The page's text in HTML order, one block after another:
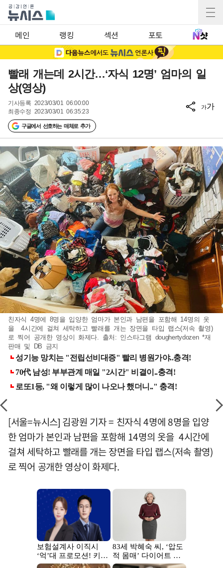
메인 랭킹 섹션 포토
빨래 개는데 2시간…‘자식 12명’ 엄마의 일
상(영상)
기사등록 2023/03/01 06:00:00
최종수정 2023/03/01 06:35:23
구글에서 선호하는 매체로 추가
가가
친자식 4명에 8명을 입양한 엄마가 본인과 남편을 포함해 14명의 옷
을 4시간에 걸쳐 세탁하고 빨래를 개는 장면을 타입 랩스(저속 촬영)
로 찍어 공개한 영상이 화제다. 출처: 인스타그램 doughertydozen *재
판매 및 DB 금지
[서울=뉴시스] 김광원 기자 = 친자식 4명에 8명을 입양
한 엄마가 본인과 남편을 포함해 14명의 옷을 4시간에
걸쳐 세탁하고 빨래를 개는 장면을 타입 랩스(저속 촬영)
로 찍어 공개한 영상이 화제다.